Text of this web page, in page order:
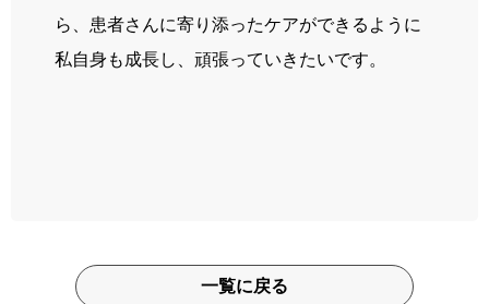
ら、患者さんに寄り添ったケアができるように
私自身も成長し、頑張っていきたいです。
一覧に戻る